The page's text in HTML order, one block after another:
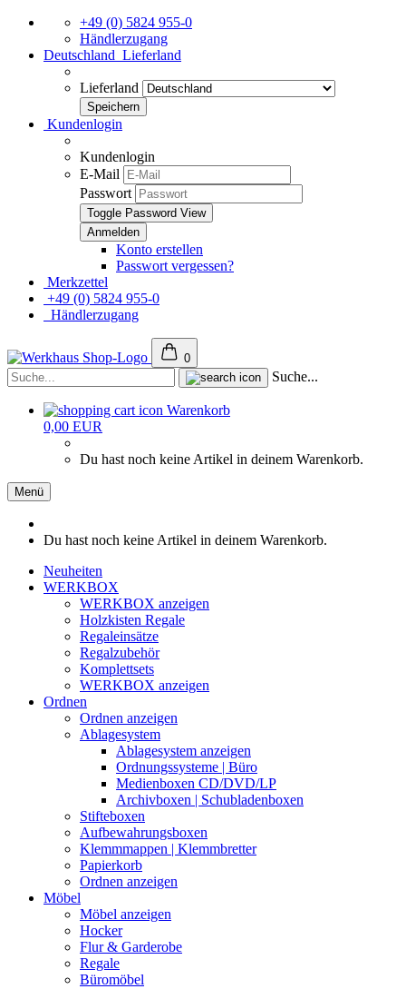
+49 (0) 5824 955-0
Händlerzugang
Deutschland Lieferland
Lieferland
Kundenlogin
Kundenlogin
E-Mail
Passwort
Toggle Password View
Konto erstellen
Passwort vergessen?
Merkzettel
+49 (0) 5824 955-0
Händlerzugang
0
Suche...
Warenkorb
0,00 EUR
Du hast noch keine Artikel in deinem Warenkorb.
Menü
Du hast noch keine Artikel in deinem Warenkorb.
Neuheiten
WERKBOX
WERKBOX anzeigen
Holzkisten Regale
Regaleinsätze
Regalzubehör
Komplettsets
WERKBOX anzeigen
Ordnen
Ordnen anzeigen
Ablagesystem
Ablagesystem anzeigen
Ordnungssysteme | Büro
Medienboxen CD/DVD/LP
Archivboxen | Schubladenboxen
Stifteboxen
Aufbewahrungsboxen
Klemmmappen | Klemmbretter
Papierkorb
Ordnen anzeigen
Möbel
Möbel anzeigen
Hocker
Flur & Garderobe
Regale
Büromöbel